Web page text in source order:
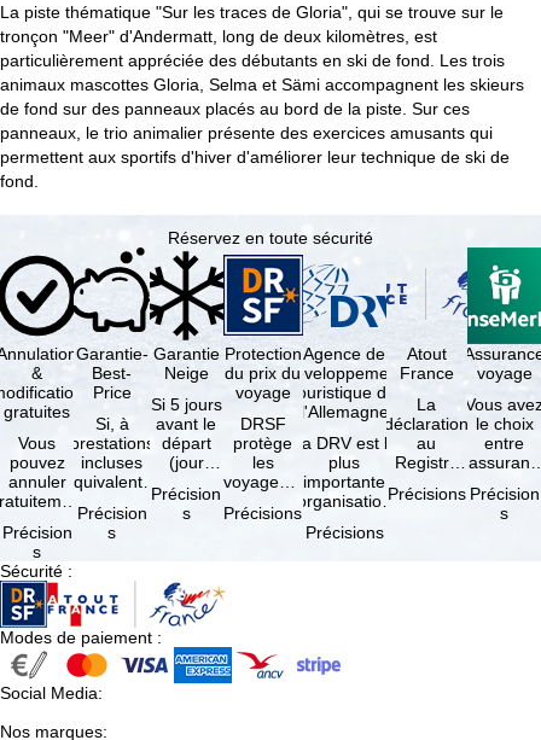
La piste thématique "Sur les traces de Gloria", qui se trouve sur le
tronçon "Meer" d'Andermatt, long de deux kilomètres, est
particulièrement appréciée des débutants en ski de fond. Les trois
animaux mascottes Gloria, Selma et Sämi accompagnent les skieurs
de fond sur des panneaux placés au bord de la piste. Sur ces
panneaux, le trio animalier présente des exercices amusants qui
permettent aux sportifs d'hiver d'améliorer leur technique de ski de
fond.
Réservez en toute sécurité
&
gratuites
Vous
pouvez
annuler
suivant
la
à …
Précision
s
Garantie-
Best-
Price
Si, à
prestations
incluses
équivalentes
réserve de
disponibilités,
Précision
s
Garantie
Neige
Si 5 jours
avant le
départ
(jour
d'arrivée),
tous les
domaines
Précision
s
Protection
du prix du
voyage
DRSF
protège
les
voyageurs
réservent
Précisions
Agence de
développement
touristique de
l'Allemagne
La DRV est la
plus
importante
organisation
professionnels
Précisions
Atout
France
La
déclaration
au
Registre
Opérateurs
Précisions
voyage
Vous
le choix
entre
et
Précision
s
Sécurité :
Modes de paiement :
Social Media:
Nos marques: